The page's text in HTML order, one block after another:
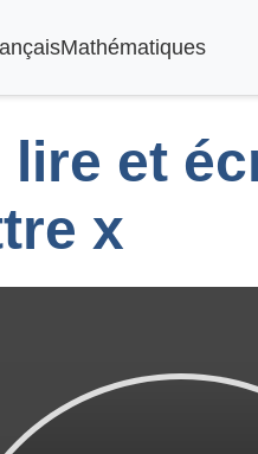
Mathématiques
lire et
x